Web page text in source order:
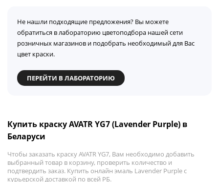
Не нашли подходящие предложения? Вы можете
обратиться в лабораторию цветоподбора нашей сети
розничных магазинов и подобрать необходимый для Вас
цвет краски.
ПЕРЕЙТИ В ЛАБОРАТОРИЮ
Купить краску AVATR YG7 (Lavender Purple) в
Беларуси
Чтобы заказать краску AVATR YG7, Вам необходимо добавить
выбранный товар в корзину, проверить количество и
подтвердить заказ. Купить онлайн эмаль Lavender Purple с
курьерской доставкой по всей РБ.